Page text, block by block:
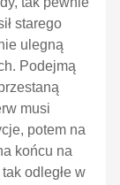
starego
ulegną
Podejmą
musi
potem na
końcu na
odległe w